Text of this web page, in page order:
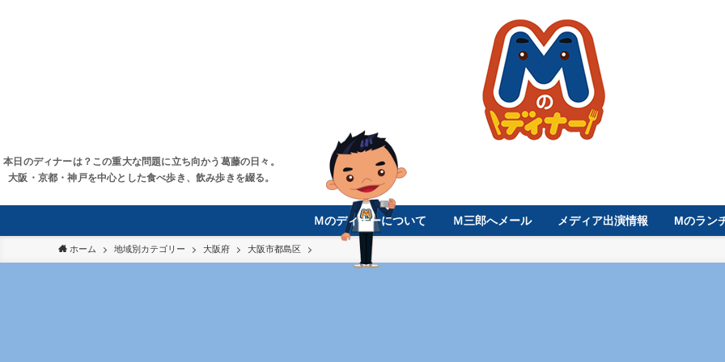
本日のディナーは？この重大な問題に立ち向かう葛藤の日々。
大阪・京都・神戸を中心とした食べ歩き、飲み歩きを綴る。
Ｍのディナーについて Ｍ三郎へメール メディア出演情報 Mのラン
ホーム 地域別カテゴリー 大阪府 大阪市都島区